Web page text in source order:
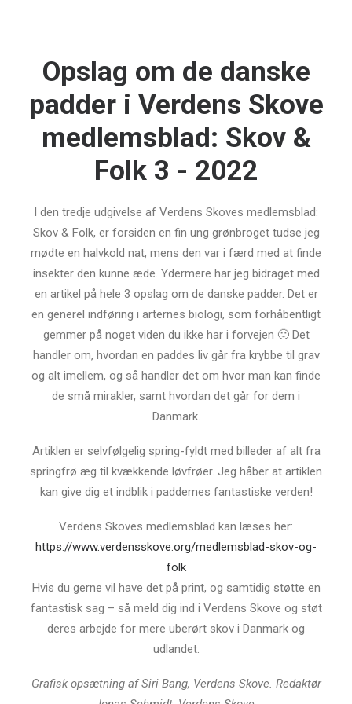
Opslag om de danske
padder i Verdens Skove
medlemsblad: Skov &
Folk 3 - 2022
I den tredje udgivelse af Verdens Skoves medlemsblad:
Skov & Folk, er forsiden en fin ung grønbroget tudse jeg
mødte en halvkold nat, mens den var i færd med at finde
insekter den kunne æde. Ydermere har jeg bidraget med
en artikel på hele 3 opslag om de danske padder. Det er
en generel indføring i arternes biologi, som forhåbentligt
gemmer på noget viden du ikke har i forvejen 🙂 Det
handler om, hvordan en paddes liv går fra krybbe til grav
og alt imellem, og så handler det om hvor man kan finde
de små mirakler, samt hvordan det går for dem i
Danmark.
Artiklen er selvfølgelig spring-fyldt med billeder af alt fra
springfrø æg til kvækkende løvfrøer. Jeg håber at artiklen
kan give dig et indblik i paddernes fantastiske verden!
Verdens Skoves medlemsblad kan læses her:
https://www.verdensskove.org/medlemsblad-skov-og-
folk
Hvis du gerne vil have det på print, og samtidig støtte en
fantastisk sag – så meld dig ind i Verdens Skove og støt
deres arbejde for mere uberørt skov i Danmark og
udlandet.
Grafisk opsætning af Siri Bang, Verdens Skove. Redaktør